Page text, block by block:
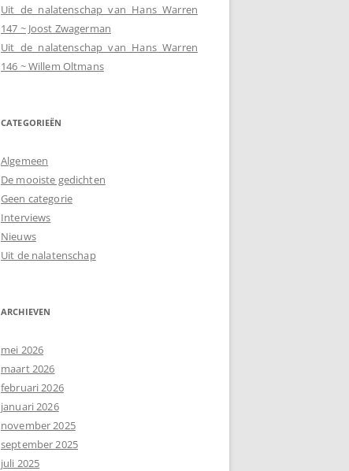
Uit de nalatenschap van Hans Warren
147 ~ Joost Zwagerman
Uit de nalatenschap van Hans Warren
146 ~ Willem Oltmans
CATEGORIEËN
Algemeen
De mooiste gedichten
Geen categorie
Interviews
Nieuws
Uit de nalatenschap
ARCHIEVEN
mei 2026
maart 2026
februari 2026
januari 2026
november 2025
september 2025
juli 2025